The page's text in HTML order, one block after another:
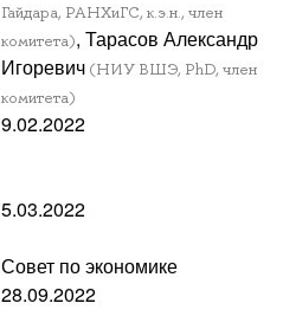
Гайдара, РАНХиГС, к.э.н., член
комитета), Тарасов Александр
Игоревич (НИУ ВШЭ, PhD, член
комитета)
9.02.2022
5.03.2022
Совет по экономике
28.09.2022